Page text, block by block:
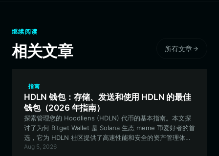
继续阅读
相关文章 所有文章
指南
HDLN 钱包：存储、发送和使用 HDLN 的最佳
钱包（2026 年指南）
探索管理您的 Hoodliens (HDLN) 代币的基本指南。本文探
讨了为何 Bitget Wallet 是 Solana 生态 meme 币爱好者的首
选，它为 HDLN 社区提供了高速性能和安全的资产管理体
验。
Aug 5, 2026